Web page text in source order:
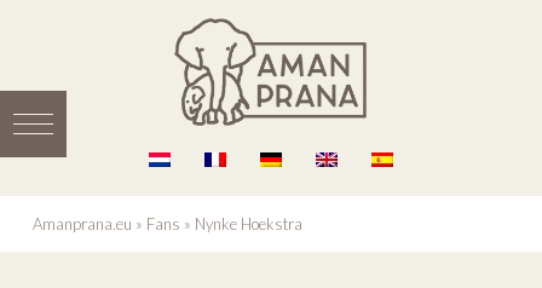
Amanprana.eu » Fans » Nynke Hoekstra